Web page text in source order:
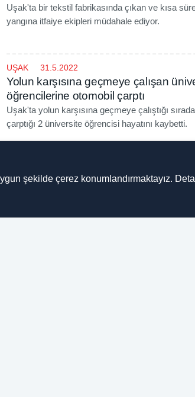
Uşak'ta bir tekstil fabrikasında çıkan ve kısa
yangına itfaiye ekipleri müdahale ediyor.
UŞAK 31.5.2022
Yolun karşısına geçmeye çalışan
öğrencilerine otomobil çarptı
Uşak'ta yolun karşısına geçmeye çalıştığı
çarptığı 2 üniversite öğrencisi hayatını kaybetti.
​Uşak'ta bir araçta yapılan aramada 7 ruhsatsız
şekilde çerez konumlandırmaktayız.